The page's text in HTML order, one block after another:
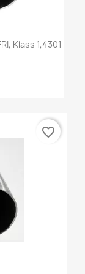
Klass 1,4301
favorite_border